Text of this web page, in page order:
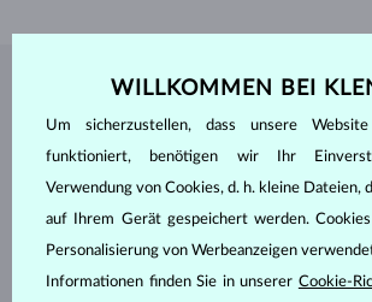
SCHMUCK AUS DEM
WILLKOMMEN BEI
Um sicherzustellen, dass unsere Website
funktioniert, benötigen wir Ihr
Verwendung von Cookies, d. h. kleine Dateien,
auf Ihrem Gerät gespeichert werden.
Personalisierung von Werbeanzeigen
Informationen finden Sie in unserer Cookie-